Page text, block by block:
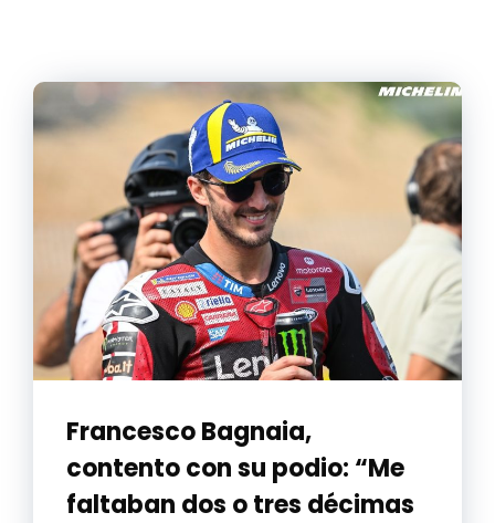
Francesco Bagnaia,
contento con su podio: “Me
faltaban dos o tres décimas